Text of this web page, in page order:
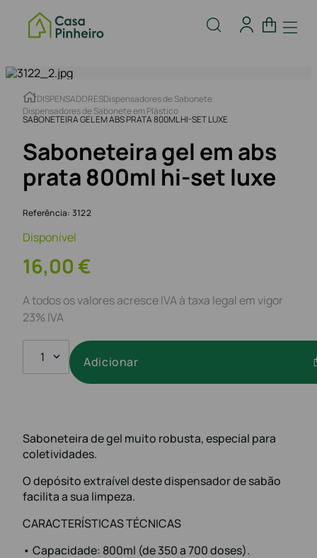
DISPENSADORESDispensadores de Sabonete
Dispensadores de Sabonete em Plástico
SABONETEIRA GEL EM ABS PRATA 800ML HI-SET LUXE
Saboneteira gel em abs
prata 800ml hi-set luxe
Referência: 3122
Disponível
16,00€
A todos os valores acresce IVA à taxa legal em vigor
23% IVA
1 Adicionar
Saboneteira de gel muito robusta, especial para
coletividades.
O depósito extraível deste dispensador de sabão
facilita a sua limpeza.
CARACTERÍSTICAS TÉCNICAS
• Capacidade: 800ml (de 350 a 700 doses).